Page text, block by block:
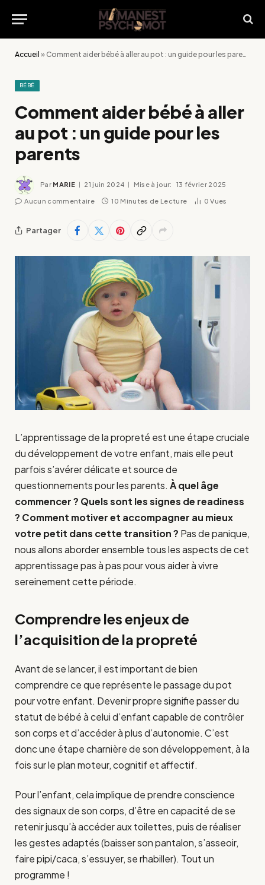
Accueil » Comment aider bébé à aller au pot : un guide pour les parents
BÉBÉ
Comment aider bébé à aller
au pot : un guide pour les
parents
Par MARIE 21 juin 2024 Mise à jour: 13 février 2025
Aucun commentaire 10 Minutes de Lecture 0Vues
Partager
L’apprentissage de la propreté est une étape cruciale
du développement de votre enfant, mais elle peut
parfois s’avérer délicate et source de
questionnements pour les parents. À quel âge
commencer ? Quels sont les signes de readiness
? Comment motiver et accompagner au mieux
votre petit dans cette transition ? Pas de panique,
nous allons aborder ensemble tous les aspects de cet
apprentissage pas à pas pour vous aider à vivre
sereinement cette période.
Comprendre les enjeux de
l’acquisition de la propreté
Avant de se lancer, il est important de bien
comprendre ce que représente le passage du pot
pour votre enfant. Devenir propre signifie passer du
statut de bébé à celui d’enfant capable de contrôler
son corps et d’accéder à plus d’autonomie. C’est
donc une étape charnière de son développement, à la
fois sur le plan moteur, cognitif et affectif.
Pour l’enfant, cela implique de prendre conscience
des signaux de son corps, d’être en capacité de se
retenir jusqu’à accéder aux toilettes, puis de réaliser
les gestes adaptés (baisser son pantalon, s’asseoir,
faire pipi/caca, s’essuyer, se rhabiller). Tout un
programme !